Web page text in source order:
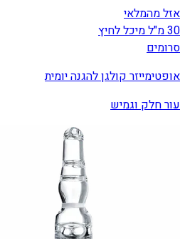
אזל מהמלאי
30 מ"ל מיכל לחיץ
סרומים
אופטימייזר קולגן להגנה יומית
עור חלק וגמיש